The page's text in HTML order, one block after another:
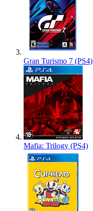
Gran Turismo 7 (PS4)
Mafia: Trilogy (PS4)